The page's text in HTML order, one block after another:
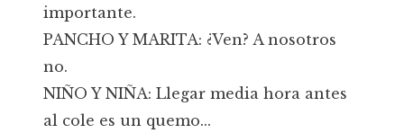
importante.
PANCHO Y MARITA: ¿Ven? A nosotros
no.
NIÑO Y NIÑA: Llegar media hora antes
al cole es un quemo...